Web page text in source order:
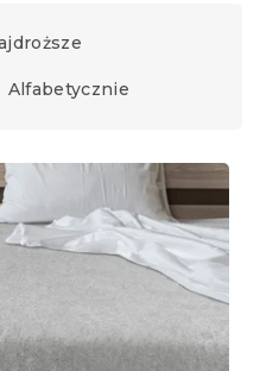
Alfabetycznie